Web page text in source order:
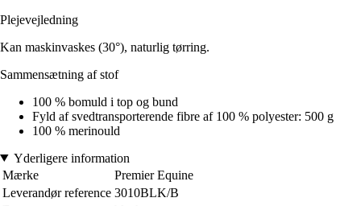
Plejevejledning
Kan maskinvaskes (30°), naturlig tørring.
Sammensætning af stof
100 % bomuld i top og bund
Fyld af svedtransporterende fibre af 100 % polyester: 500 g
100 % merinould
Yderligere information
Mærke
Premier Equine
Leverandør reference 3010BLK/B